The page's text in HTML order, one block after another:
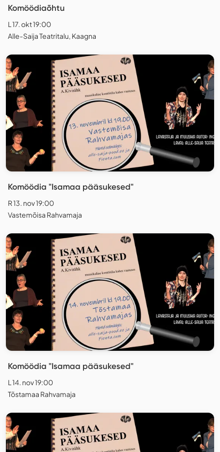
Komöödiaõhtu
L 17. okt 19:00
Alle-Saija Teatritalu, Kaagna
Komöödia "Isamaa pääsukesed"
R 13. nov 19:00
Vastemõisa Rahvamaja
Komöödia "Isamaa pääsukesed"
L 14. nov 19:00
Tõstamaa Rahvamaja